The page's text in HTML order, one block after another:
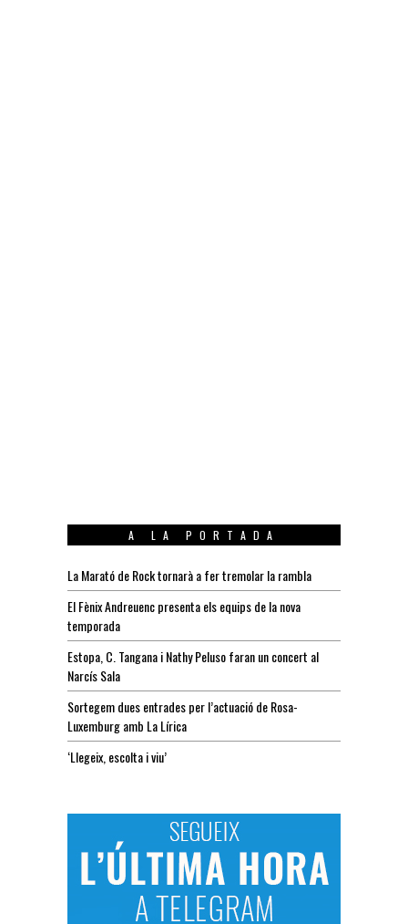
A LA PORTADA
La Marató de Rock tornarà a fer tremolar la rambla
El Fènix Andreuenc presenta els equips de la nova
temporada
Estopa, C. Tangana i Nathy Peluso faran un concert al
Narcís Sala
Sortegem dues entrades per l’actuació de Rosa-
Luxemburg amb La Lírica
‘Llegeix, escolta i viu’